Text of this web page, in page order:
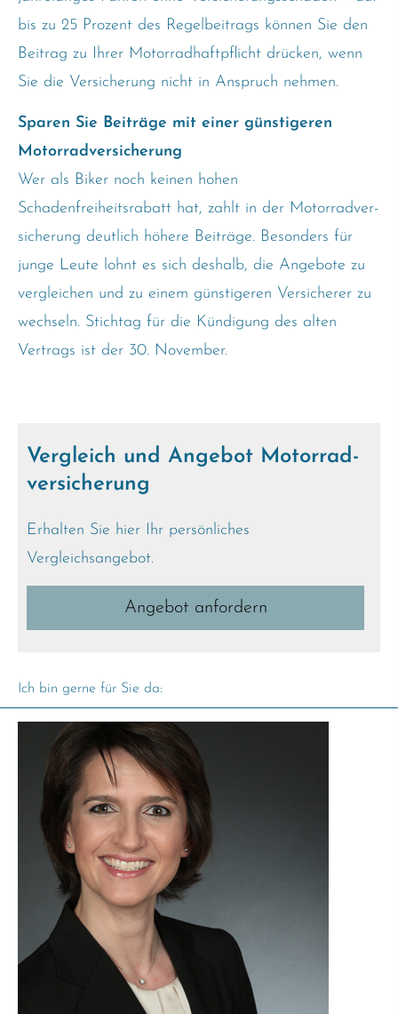
bis zu 25 Prozent des Regelbeitrags können Sie den
Beitrag zu Ihrer Motorradhaftpflicht drücken, wenn
Sie die Versicherung nicht in Anspruch nehmen.
Sparen Sie Beiträge mit einer günstigeren
Motor­rad­ver­sicherung
Wer als Biker noch keinen hohen
Schadenfreiheitsrabatt hat, zahlt in der Motor­rad­ver­
sicherung deutlich höhere Beiträge. Besonders für
junge Leute lohnt es sich deshalb, die Angebote zu
ver­gleichen und zu einem günstigeren Versicherer zu
wechseln. Stichtag für die Kündigung des alten
Vertrags ist der 30. November.
Vergleich und Angebot Motor­rad­
ver­sicherung
Erhalten Sie hier Ihr persönliches
Vergleichsangebot.
An­ge­bot an­for­dern
Ich bin gerne für Sie da: